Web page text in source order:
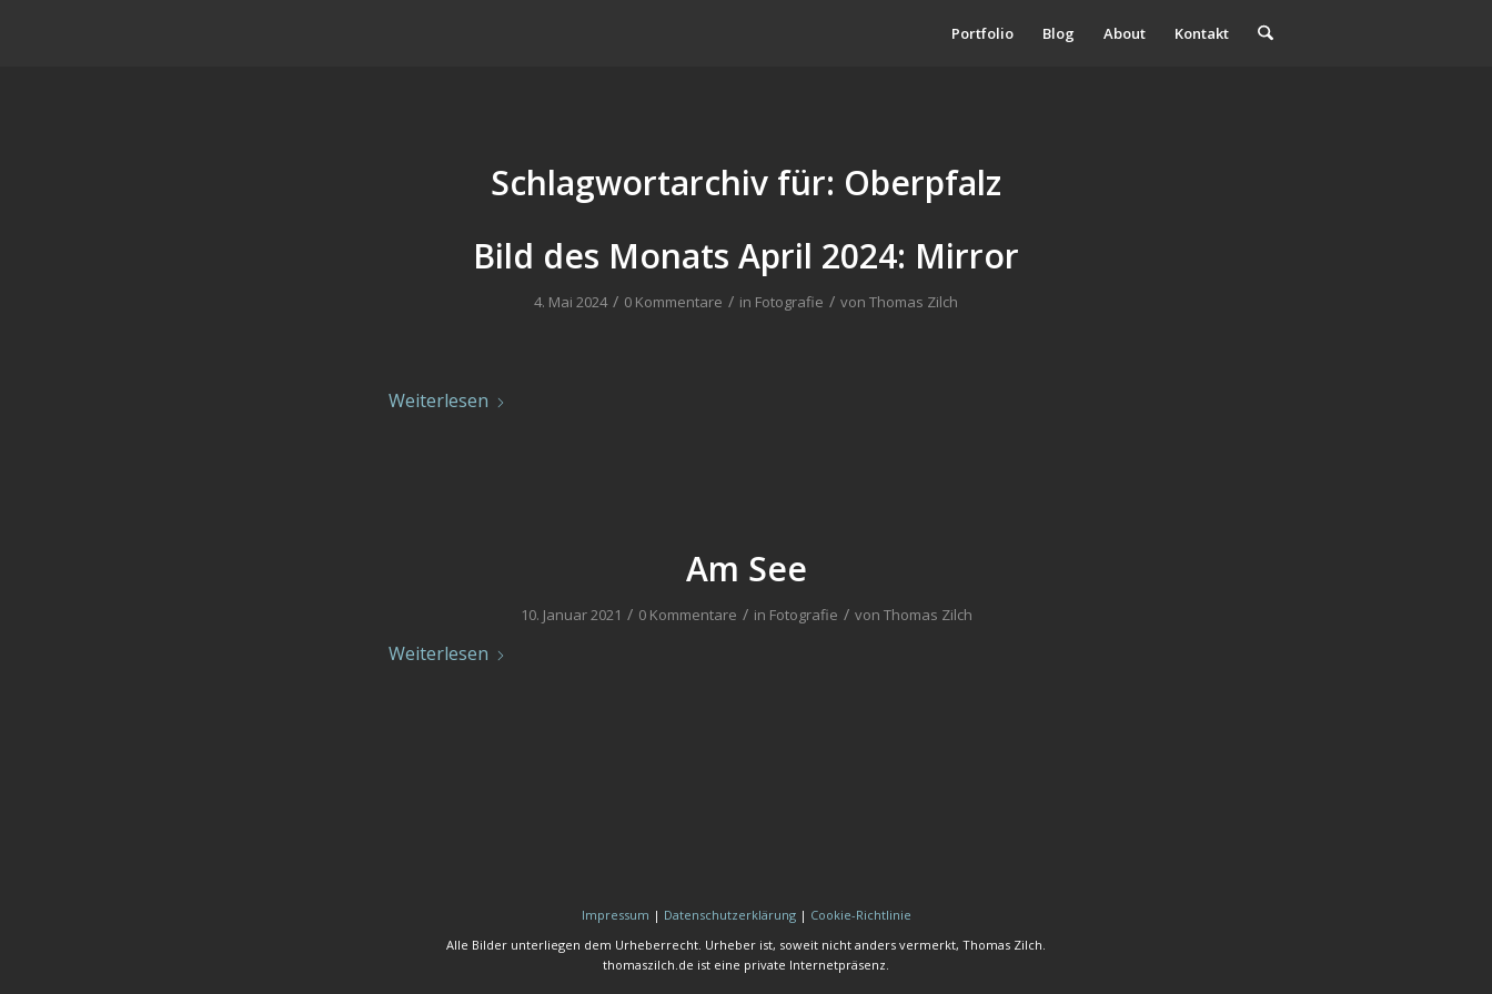
Portfolio Blog About Kontakt
Schlagwortarchiv für: Oberpfalz
Bild des Monats April 2024: Mirror
4. Mai 2024 / 0 Kommentare / in Fotografie / von Thomas Zilch
Weiterlesen
Am See
10. Januar 2021 / 0 Kommentare / in Fotografie / von Thomas Zilch
Weiterlesen
Impressum | Datenschutzerklärung| Cookie-Richtlinie
Alle Bilder unterliegen dem Urheberrecht. Urheber ist, soweit nicht anders vermerkt, Thomas Zilch.
thomaszilch.de ist eine private Internetpräsenz.